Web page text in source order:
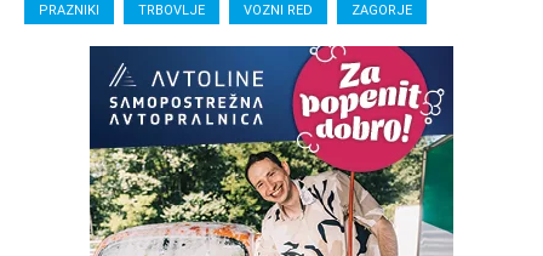
PRAZNIKI TRBOVLJE VOZNI RED ZAGORJE